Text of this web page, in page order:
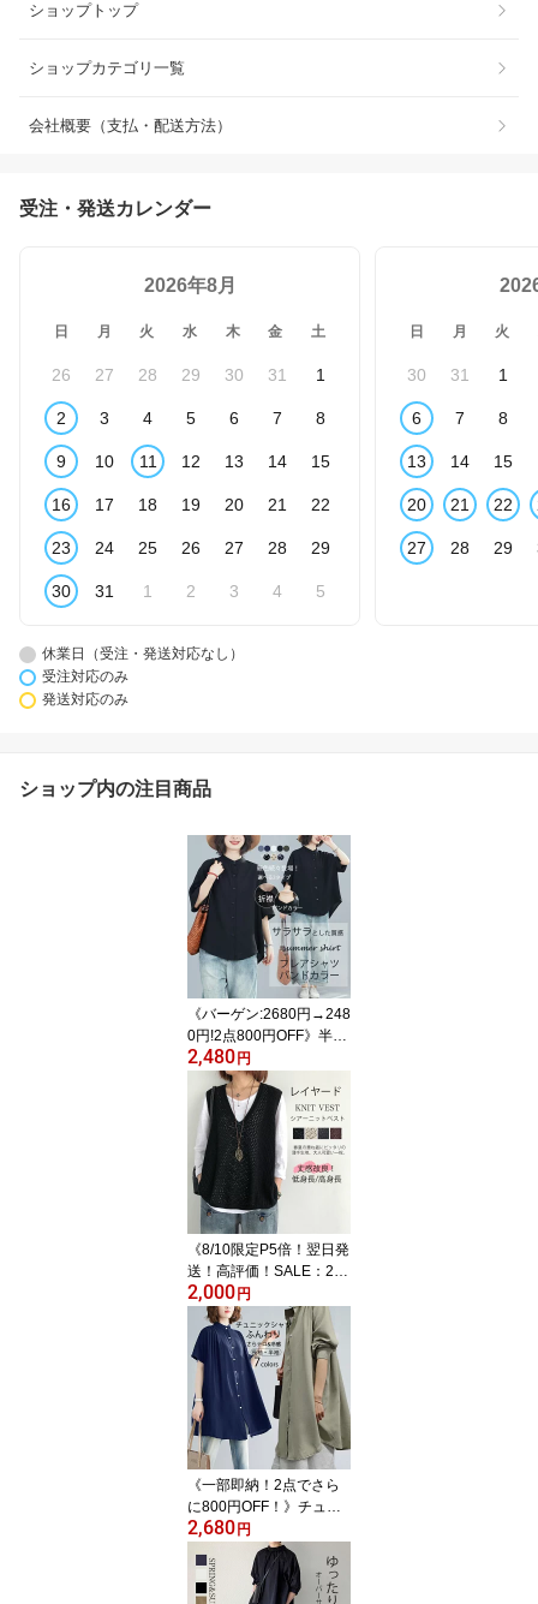
ショップトップ
ショップカテゴリ一覧
会社概要（支払・配送方法）
受注・発送カレンダー
2026年8月
日 月 火 水 木 金 土
26 27 28 29 30 31 1
2 3 4 5 6 7 8
9 10 11 12 13 14 15
16 17 18 19 20 21 22
23 24 25 26 27 28 29
30 31 1 2 3 4 5
日 月 火
30 31 1
6 7 8
13 14 15
20 21 22
27 28 29
休業日（受注・発送対応なし）
受注対応のみ
発送対応のみ
ショップ内の注目商品
《バーゲン:2680円→248
0円!2点800円OFF》半袖
シャツ レディース 夏 シ
ャツ 半袖 半そで ブラウ
ス 春 トップス シャツブ
ラウス フレア カジュア
ル 黒 白 ゆったり 体型カ
バー バンドカラー 折襟
ドット 羽織り 黒シャツ
フレアシャツ おしゃれ
大人 シフォン オフィス
涼しい
2,480円
《8/10限定P5倍！翌日発
送！高評価！SALE：2点
20%OFF！》ベスト レデ
ィース 春夏 春 サマー ジ
レ 透かし編み プルオー
バー 大きいサイズ ゆっ
たり Vネック ニット ベ
スト ニットベスト トッ
プス サマーニット ミド
ル丈 夏ベスト ノースリ
ーブ 重ね着 カジュアル
大人可愛い
2,000円
《一部即納！2点でさら
に800円OFF！》チュニ
ック シャツ 半袖 春 夏 レ
ディース 半袖シャツ 羽
織り 立ち襟 ギャザー フ
レア ロング 前開き ドロ
2,680円